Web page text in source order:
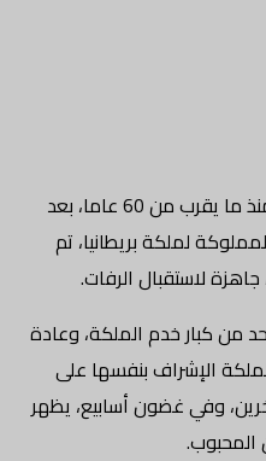
لا تتغير الطقوس، وتظل مؤثرة، فمنذ ما يقرب من 60 عاما، بعد
بريطانيا، تم
الرفات.
خدم الملكة، وعادة
بنفسها على
غضون أسابيع، يظهر